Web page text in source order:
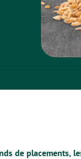
de placements,